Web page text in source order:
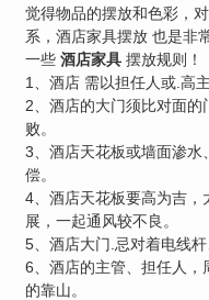
觉得物品的摆放和色彩，
系，酒店家具摆放 也是非
一些 酒店家具 摆放规则！
1、酒店 需以担任人或.高
2、酒店的大门须比对面的
败。
3、酒店天花板或墙面渗
偿。
4、酒店天花板要高为吉，
展，一起通风较不良。
5、酒店大门.忌对着电线杆
6、酒店的主管、担任人
的靠山。